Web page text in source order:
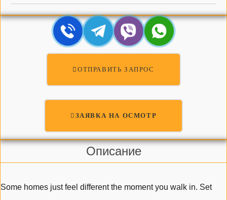
ОТПРАВИТЬ ЗАПРОС
ЗАЯВКА НА ОСМОТР
Описание
Some homes just feel different the moment you walk in. Set